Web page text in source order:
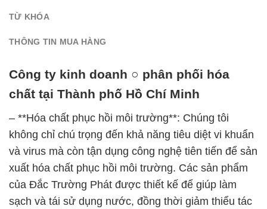
TỪ KHÓA
THÔNG TIN MUA HÀNG
Công ty kinh doanh ○ phân phối hóa
chất tại Thành phố Hồ Chí Minh
– **Hóa chất phục hồi môi trường**: Chúng tôi
không chỉ chú trọng đến khả năng tiêu diệt vi khuẩn
và virus mà còn tận dụng công nghệ tiên tiến để sản
xuất hóa chất phục hồi môi trường. Các sản phẩm
của Đắc Trường Phát được thiết kế để giúp làm
sạch và tái sử dụng nước, đồng thời giảm thiểu tác